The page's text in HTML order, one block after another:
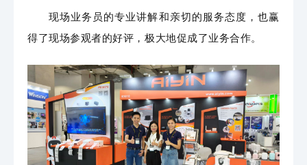
现场业务员的专业讲解和亲切的服务态度，也赢
得了现场参观者的好评，极大地促成了业务合作。